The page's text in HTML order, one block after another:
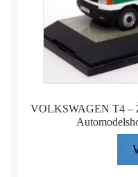
VOLKSWAGEN T4 –